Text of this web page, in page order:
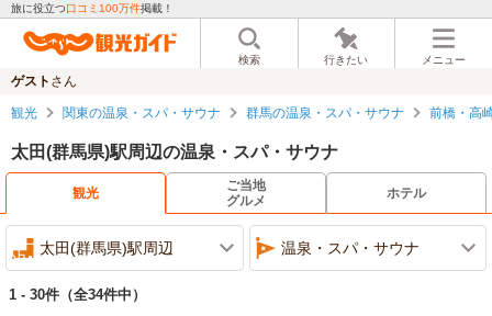
旅に役立つ口コミ100万件掲載！
検索 行きたい メニュー
ゲスト さん
観光 関東の温泉・スパ・サウナ 群馬の温泉・スパ・サウナ 前橋・高
太田(群馬県)駅周辺の温泉・スパ・サウナ
観光
ご当地
グルメ
ホテル
太田(群馬県)駅周辺 温泉・スパ・サウナ
1 - 30件 （全34件中）